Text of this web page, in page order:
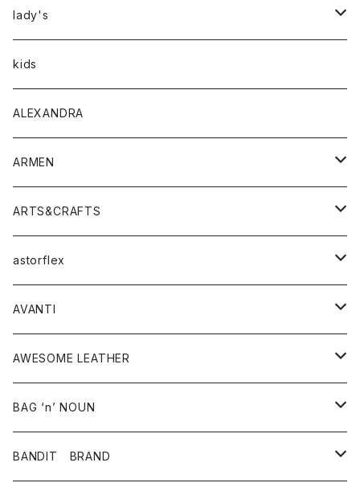
アウター
トップス
Tシャツ
シャツ
ボトムス
lady's
アウター
トップス
Tシャツ・カットソー
シャツ・ブラウス
ボトムス
パンツ
スカート
ワンピース・オールインワン
バッグ
シューズ
アクセサリー
その他雑貨
kids
ALEXANDRA
ARMEN
アウター
コート
ジャケット
トップス
ベスト
シャツ
ワンピース
ボトム
スカート
パンツ
グッズ
靴
ARTS&CRAFTS
アクセサリー
ウォレット
バッグ
astorflex
グッズ
靴
AVANTI
シャツ
AWESOME LEATHER
アウター
革ジャケット
BAG ‘n’ NOUN
アクセサリー
BANDIT BRAND